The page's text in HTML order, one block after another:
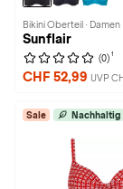
Bikini Oberteil · Damen
Sunflair
(0) 1
CHF 52,99 UVP
Sale Nachhaltig